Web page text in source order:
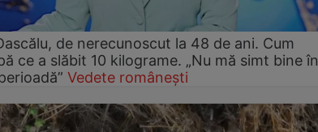
de nerecunoscut la 48 de ani. Cum
ce a slăbit 10 kilograme. „Nu mă simt bine în
Vedete românești